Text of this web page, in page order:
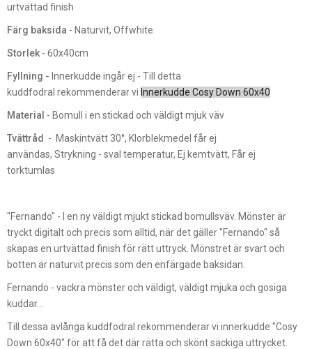
urtvättad finish
Färg baksida - Naturvit, Offwhite
Storlek - 60x40cm
Fyllning - Innerkudde ingår ej - Till detta
kuddfodral rekommenderar vi Innerkudde Cosy Down 60x40
Material - Bomull i en stickad och väldigt mjuk väv
Tvättråd - Maskintvätt 30°, Klorblekmedel får ej
användas, Strykning - sval temperatur, Ej kemtvätt, Får ej
torktumlas
"Fernando" - I en ny väldigt mjukt stickad bomullsväv. Mönster är
tryckt digitalt och precis som alltid, när det gäller "Fernando" så
skapas en urtvättad finish för rätt uttryck. Mönstret är svart och
botten är naturvit precis som den enfärgade baksidan.
Fernando - vackra mönster och väldigt, väldigt mjuka och gosiga
kuddar...
Till dessa avlånga kuddfodral rekommenderar vi innerkudde "Cosy
Down 60x40" för att få det där rätta och skönt säckiga uttrycket.